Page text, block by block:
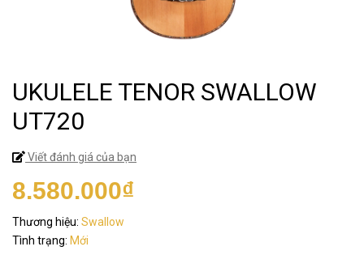
UKULELE TENOR SWALLOW
UT720
Viết đánh giá của bạn
8.580.000₫
Thương hiệu: Swallow
Tình trạng: Mới